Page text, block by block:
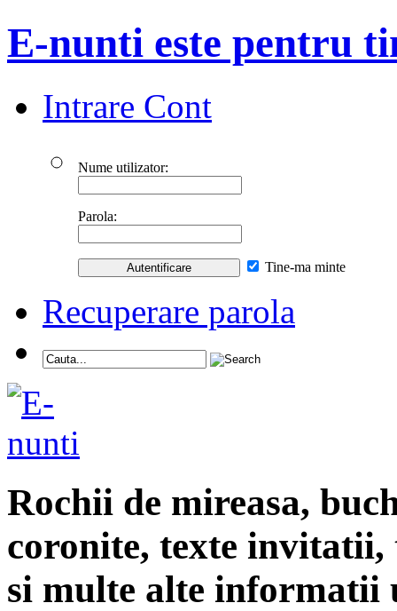
E-nunti este pentru
Intrare Cont
Nume utilizator:
Parola:
Tine-ma minte
Recuperare parola
Rochii de mireasa,
coronite, texte
si multe alte informatii